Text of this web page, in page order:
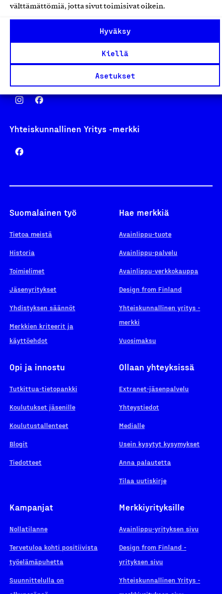
välttämättömiä, jotta sivut toimisivat oikein.
Hyväksy
Kiellä
Asetukset
Yhteiskunnallinen Yritys -merkki
Suomalainen työ
Tietoa meistä
Historia
Toimielimet
Jäsenyritykset
Yhdistyksen säännöt
Merkkien kriteerit ja
käyttöehdot
Hae merkkiä
Avainlippu-tuote
Avainlippu-palvelu
Avainlippu-verkkokauppa
Design from Finland
Yhteiskunnallinen yritys -
merkki
Vuosimaksu
Opi ja innostu
Tutkittua-tietopankki
Koulutukset jäsenille
Koulutustallenteet
Blogit
Tiedotteet
Ollaan yhteyksissä
Extranet-jäsenpalvelu
Yhteystiedot
Medialle
Usein kysytyt kysymykset
Anna palautetta
Tilaa uutiskirje
Kampanjat
Nollatilanne
Tervetuloa kohti positiivista
työelämäpuhetta
Suunnittelulla on
Merkkiyrityksille
Avainlippu-yrityksen sivu
Design from Finland -
yrityksen sivu
Yhteiskunnallinen Yritys -